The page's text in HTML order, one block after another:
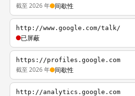
截至 2026 年 间歇性
http://www.google.com/talk/
已屏蔽
https://profiles.google.com
截至 2026 年 间歇性
http://analytics.google.com